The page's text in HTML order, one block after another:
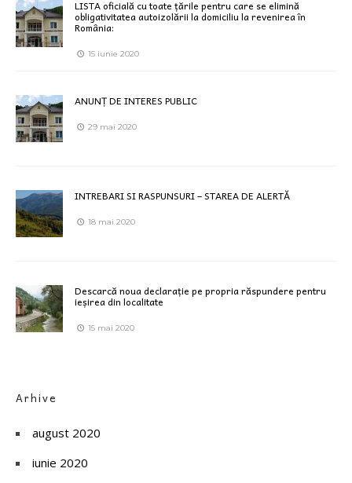
LISTA oficială cu toate țările pentru care se elimină
obligativitatea autoizolării la domiciliu la revenirea în
România:
15 iunie 2020
ANUNȚ DE INTERES PUBLIC
29 mai 2020
INTREBARI SI RASPUNSURI – STAREA DE ALERTĂ
18 mai 2020
Descarcă noua declarație pe propria răspundere pentru
ieșirea din localitate
15 mai 2020
Arhive
august 2020
iunie 2020